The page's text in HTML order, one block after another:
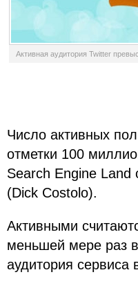
Активная аудитория Twitter
Число активных
отметки 100
Search Engine Land
(Dick Costolo).
Активными
меньшей мере раз
аудитория сервиса